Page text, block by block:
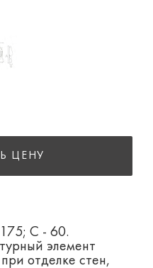
ЦЕНУ
С - 60.
элемент
отделке стен,